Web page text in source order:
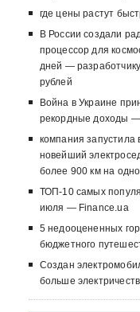
где цены растут
В России создали
процессор для
дней —
рублей
Война в Украине
рекордные доходы
компания запустила
новейший
более 900 км на
ТОП-10 самых
июля — Finance.ua
5 недооцененных
бюджетного
Создан
больше